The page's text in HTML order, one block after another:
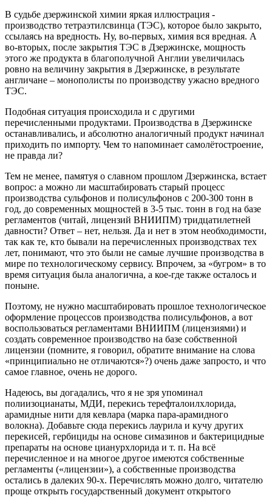
В судьбе дзержинской химии яркая иллюстрация -
производство тетраэтилсвинца (ТЭС), которое было закрыто,
ссылаясь на вредность. Ну, во-первых, химия вся вредная. А
во-вторых, после закрытия ТЭС в Дзержинске, мощность
этого же продукта в благополучной Англии увеличилась
ровно на величину закрытия в Дзержинске, в результате
англичане – монополисты по производству ужасно вредного
ТЭС.
Подобная ситуация происходила и с другими
перечисленными продуктами. Производства в Дзержинске
останавливались, и абсолютно аналогичный продукт начинал
приходить по импорту. Чем то напоминает самолётостроение,
не правда ли?
Тем не менее, памятуя о славном прошлом Дзержинска, встает
вопрос: а можно ли масштабировать старый процесс
производства сульфонов и полисульфонов с 200-300 тонн в
год, до современных мощностей в 3-5 тыс. тонн в год на базе
регламентов (читай, лицензий ВНИИПМ) тридцатилетней
давности? Ответ – нет, нельзя. Да и нет в этом необходимости,
так как те, кто бывали на перечисленных производствах тех
лет, понимают, что это были не самые лучшие производства в
мире по технологическому сервису. Впрочем, за «бугром» в то
время ситуация была аналогична, а кое-где также осталось и
поныне.
Поэтому, не нужно масштабировать прошлое технологическое
оформление процессов производства полисульфонов, а вот
воспользоваться регламентами ВНИИПМ (лицензиями) и
создать современное производство на базе собственной
лицензии (помните, я говорил, обратите внимание на слова
«принципиально не отличаются»?) очень даже запросто, и что
самое главное, очень не дорого.
Надеюсь, вы догадались, что я не зря упоминал
полиизоцианаты, МДИ, перекись терефталоилхлорида,
арамидные нити для кевлара (марка пара-арамидного
волокна). Добавьте сюда перекись лаурила и кучу других
перекисей, гербициды на основе симазинов и бактерицидные
препараты на основе цианурхлорида и т. п. На всё
перечисленное и на многое другое имеются собственные
регламенты («лицензии»), а собственные производства
остались в далеких 90-х. Перечислять можно долго, читателю
проще открыть государственный документ открытого